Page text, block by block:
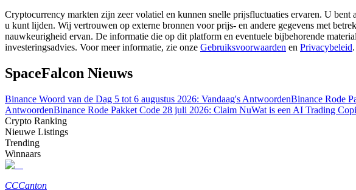
Word een Copy Trader
Geniet van winstdeling en copy trading commissies
Informatie
Cryptocurrency markten zijn zeer volatiel en kunnen snelle prijsfluctuaties ervaren. U
u kunt lijden. Wij vertrouwen op externe bronnen voor prijs- en andere gegevens met
nauwkeurigheid ervan. De informatie die op dit platform en eventuele bijbehorende
investeringsadvies. Voor meer informatie, zie onze Gebruiksvoorwaarden en Privacybeleid.
SpaceFalcon Nieuws
Binance Woord van de Dag 5 tot 6 augustus 2026: Vandaag's AntwoordenBinance Rode
AntwoordenBinance Rode Pakket Code 28 juli 2026: Claim NuWat is een AI Trading
Crypto Ranking
Nieuwe Listings
Trending
Winnaars
CCCanton